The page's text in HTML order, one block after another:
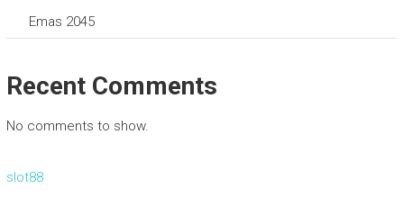
Emas 2045
Recent Comments
No comments to show.
slot88